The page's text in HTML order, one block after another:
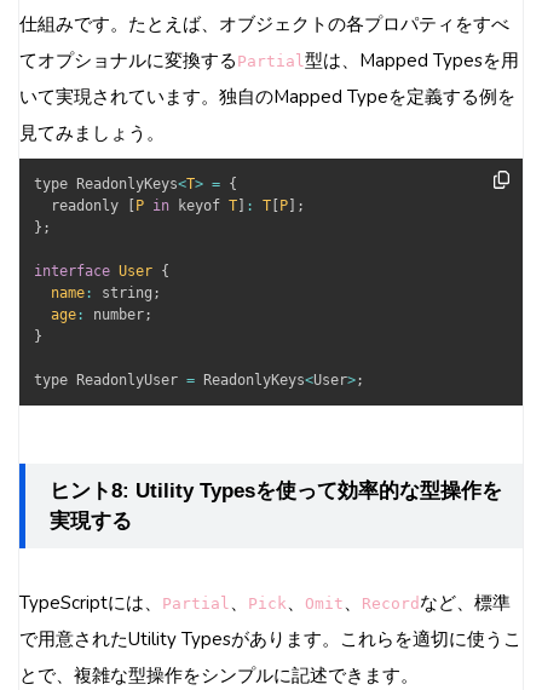
仕組みです。たとえば、オブジェクトの各プロパティをすべ
てオプショナルに変換する Partial型は、Mapped Typesを用
いて実現されています。独自のMapped Typeを定義する例を
見てみましょう。
type ReadonlyKeys<T> = {
  readonly
P in keyof T : T P
;
} ;
interface User {
name : string ;
age : number;
}
type ReadonlyUser = ReadonlyKeys<User>;
ヒント8: Utility Typesを使って効率的な型操作を
実現する
TypeScriptには、 Partial 、 Pick、 Omit 、 Record など、標準
で用意されたUtility Typesがあります。これらを適切に使うこ
とで、複雑な型操作をシンプルに記述できます。